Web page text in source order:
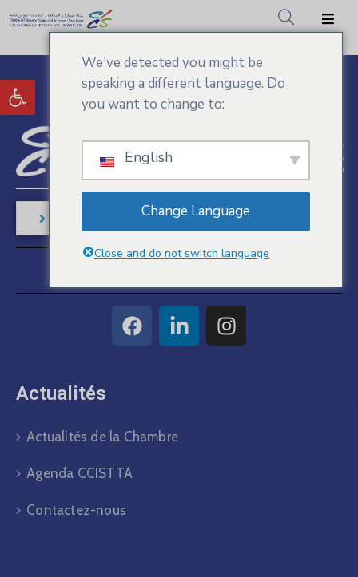
Ouvrir la barre d’outils
CCIS.SM
Actualités
Services
Adhésion
Médiathèque
Actualités​
Actualités de la Chambre
Agenda CCISTTA
Contactez-nous
We've detected you might be
speaking a different language. Do
you want to change to:
English
Change Language
Close and do not switch language